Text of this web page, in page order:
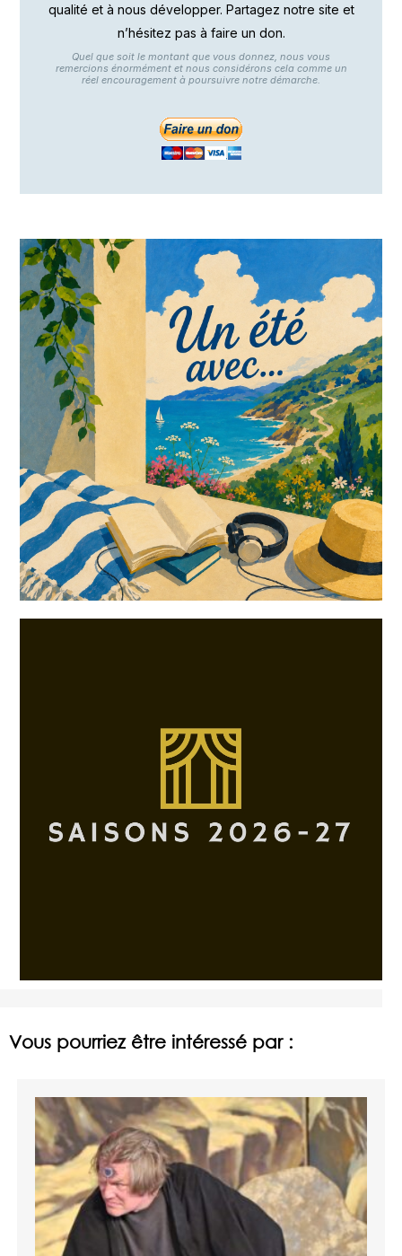
qualité et à nous développer. Partagez notre site et
n’hésitez pas à faire un don.
Quel que soit le montant que vous donnez, nous vous
remercions énormément et nous considérons cela comme un
réel encouragement à poursuivre notre démarche.
Vous pourriez être intéressé par :